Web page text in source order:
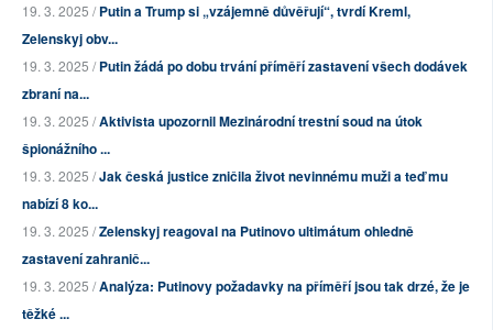
19. 3. 2025 /Putin a Trump si „vzájemně důvěřují“, tvrdí Kreml,
Zelenskyj obv...
19. 3. 2025 /Putin žádá po dobu trvání příměří zastavení všech dodávek
zbraní na...
19. 3. 2025 /Aktivista upozornil Mezinárodní trestní soud na útok
špionážního ...
19. 3. 2025 /Jak česká justice zničila život nevinnému muži a teď mu
nabízí 8 ko...
19. 3. 2025 /Zelenskyj reagoval na Putinovo ultimátum ohledně
zastavení zahranič...
19. 3. 2025 /Analýza: Putinovy požadavky na příměří jsou tak drzé, že je
těžké ...